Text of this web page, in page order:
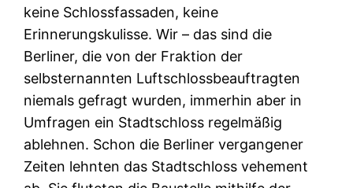
keine Schlossfassaden, keine
Erinnerungskulisse. Wir – das sind die
Berliner, die von der Fraktion der
selbsternannten Luftschlossbeauftragten
niemals gefragt wurden, immerhin aber in
Umfragen ein Stadtschloss regelmäßig
ablehnen. Schon die Berliner vergangener
Zeiten lehnten das Stadtschloss vehement